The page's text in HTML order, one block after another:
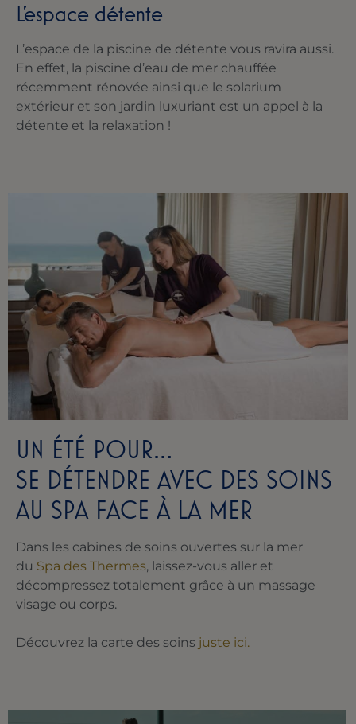
L’espace détente
L’espace de la piscine de détente vous ravira aussi.
En effet, la piscine d’eau de mer chauffée
récemment rénovée ainsi que le solarium
extérieur et son jardin luxuriant est un appel à la
détente et la relaxation !
UN ÉTÉ POUR…
SE DÉTENDRE AVEC DES SOINS
AU SPA FACE À LA MER
Dans les cabines de soins ouvertes sur la mer
du Spa des Thermes, laissez-vous aller et
décompressez totalement grâce à un massage
visage ou corps.
Découvrez la carte des soins juste ici.